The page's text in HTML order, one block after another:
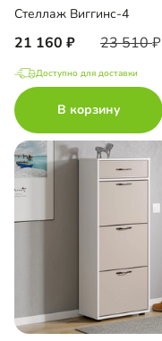
Стеллаж Виггинс-4
21 160 23 510
Доступно для доставки
В корзину